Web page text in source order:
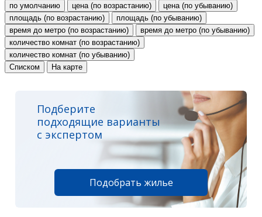
по умолчанию
цена (по возрастанию)
цена (по убыванию)
площадь (по возрастанию)
площадь (по убыванию)
время до метро (по возрастанию)
время до метро (по убыванию)
количество комнат (по возрастанию)
количество комнат (по убыванию)
Списком
На карте
Подберите
подходящие варианты
с экспертом
Подобрать жилье